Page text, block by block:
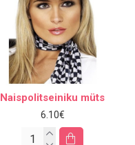
Naispolitseiniku müts
6.10€